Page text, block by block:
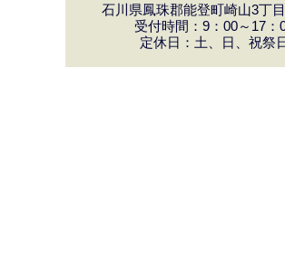
石川県鳳珠郡能登町崎山3丁
受付時間：9：00～17：
定休日：土、日、祝祭